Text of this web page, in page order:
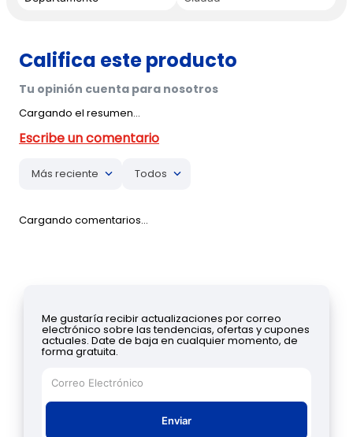
Cargando el resumen…
Más reciente Todos
Cargando comentarios…
Me gustaría recibir actualizaciones por correo
electrónico sobre las tendencias, ofertas y cupones
actuales. Date de baja en cualquier momento, de
forma gratuita.
Enviar